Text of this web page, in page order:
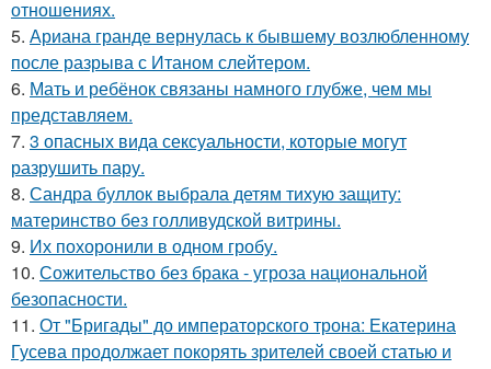
отношениях.
5. Ариана гранде вернулась к бывшему возлюбленному
после разрыва с Итаном слейтером.
6. Мать и ребёнок связаны намного глубже, чем мы
представляем.
7. 3 опасных вида сексуальности, которые могут
разрушить пару.
8. Сандра буллок выбрала детям тихую защиту:
материнство без голливудской витрины.
9. Их похоронили в одном гробу.
10. Сожительство без брака - угроза национальной
безопасности.
11. От "Бригады" до императорского трона: Екатерина
Гусева продолжает покорять зрителей своей статью и